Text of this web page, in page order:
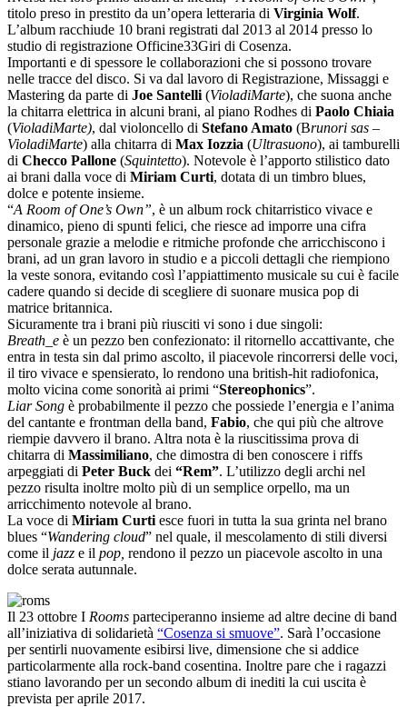
titolo preso in prestito da un’opera letteraria di Virginia Wolf.
L’album racchiude 10 brani registrati dal 2013 al 2014 presso lo
studio di registrazione Officine33Giri di Cosenza.
Importanti e di spessore le collaborazioni che si possono trovare
nelle tracce del disco. Si va dal lavoro di Registrazione, Missaggi e
Mastering da parte di Joe Santelli (VioladiMarte), che suona anche
la chitarra elettrica in alcuni brani, al piano Rodhes di Paolo Chiaia
(VioladiMarte), dal violoncello di Stefano Amato (Brunori sas –
VioladiMarte) alla chitarra di Max Iozzia (Ultrasuono), ai tamburelli
di Checco Pallone (Squintetto). Notevole è l’apporto stilistico dato
ai brani dalla voce di Miriam Curti, dotata di un timbro blues,
dolce e potente insieme.
“A Room of One’s Own”, è un album rock chitarristico vivace e
dinamico, pieno di spunti felici, che riesce ad imporre una cifra
personale grazie a melodie e ritmiche profonde che arricchiscono i
brani, ad un gran lavoro in studio e a piccoli dettagli che riempiono
la veste sonora, evitando così l’appiattimento musicale su cui è facile
cadere quando si decide di scegliere di suonare musica pop di
matrice britannica.
Sicuramente tra i brani più riusciti vi sono i due singoli:
Breath_e è un pezzo ben confezionato: il ritornello accattivante, che
entra in testa sin dal primo ascolto, il piacevole rincorrersi delle voci,
il tiro vivace e spensierato, lo rendono una british-hit radiofonica,
molto vicina come sonorità ai primi “Stereophonics”.
Liar Song è probabilmente il pezzo che possiede l’energia e l’anima
del cantante e frontman della band, Fabio, che qui più che altrove
riempie davvero il brano. Altra nota è la riuscitissima prova di
chitarra di Massimiliano, che dimostra di ben conoscere i riffs
arpeggiati di Peter Buck dei “Rem”. L’utilizzo degli archi nel
pezzo risulta inoltre molto più di un semplice orpello, ma un
arricchimento notevole al brano.
La voce di Miriam Curti esce fuori in tutta la sua grinta nel brano
blues “Wandering cloud” nel quale, il mescolamento di stili diversi
come il jazz e il pop, rendono il pezzo un piacevole ascolto in una
dolce serata autunnale.
Il 23 ottobre I Rooms parteciperanno insieme ad altre decine di band
all’iniziativa di solidarietà “Cosenza si smuove”. Sarà l’occasione
per sentirli nuovamente esibirsi live, dimensione che si addice
particolarmente alla rock-band cosentina. Inoltre pare che i ragazzi
stiano lavorando per un secondo album di inediti la cui uscita è
prevista per aprile 2017.